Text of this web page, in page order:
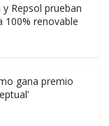
Repsol prueban
100% renovable
gana premio